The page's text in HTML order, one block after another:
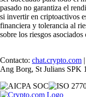
pasado no garantiza el
si invertir en criptoactivos
financiera y tolerancia al
sobre los riesgos
Contacto: chat.crypto.com
Ang Borg, St Julians SPK